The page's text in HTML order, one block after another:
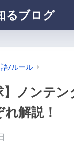
るブログ
/ルール
】ノンテ
解説！